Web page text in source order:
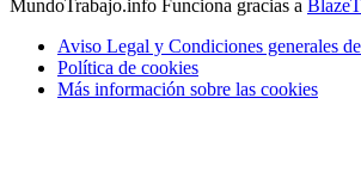
MundoTrabajo.info Funciona gracias a
Aviso Legal y Condiciones generales
Política de cookies
Más información sobre las cookies